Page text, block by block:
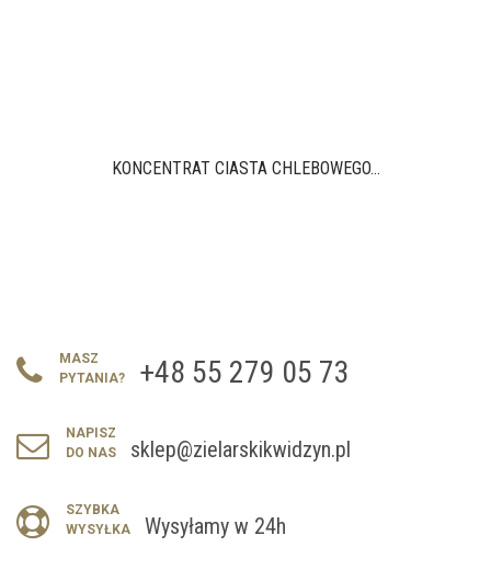
KONCENTRAT CIASTA CHLEBOWEGO...
MASZ
PYTANIA?
+48 55 279 05 73
NAPISZ
DO NAS
sklep@zielarskikwidzyn.pl
SZYBKA
WYSYŁKA
Wysyłamy w 24h